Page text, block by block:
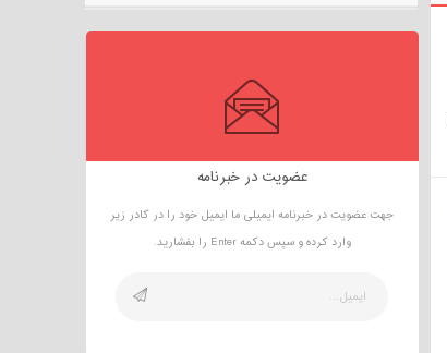
عضویت در خبرنامه
جهت عضویت در خبرنامه ایمیلی ما ایمیل خود را در کادر زیر
وارد کرده و سپس دکمه Enter را بفشارید.